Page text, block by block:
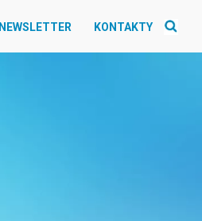
NEWSLETTER KONTAKTY